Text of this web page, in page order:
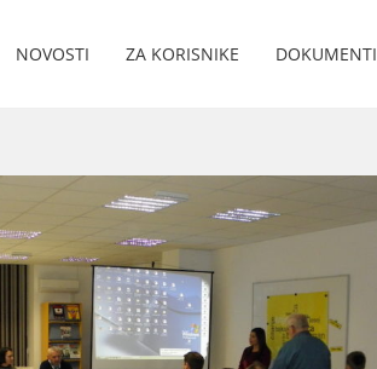
NOVOSTI ZA KORISNIKE DOKUMENTI